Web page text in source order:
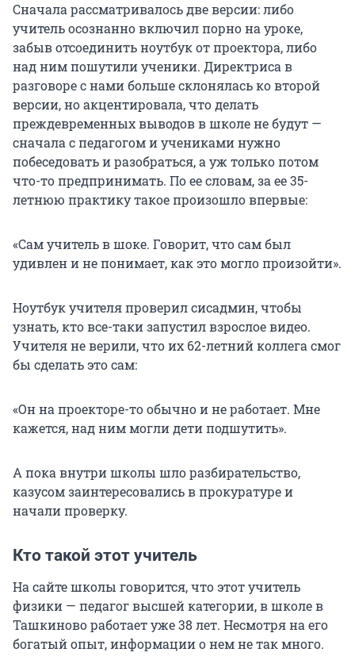
Сначала рассматривалось две версии: либо
учитель осознанно включил порно на уроке,
забыв отсоединить ноутбук от проектора, либо
над ним пошутили ученики. Директриса в
разговоре с нами больше склонялась ко второй
версии, но акцентировала, что делать
преждевременных выводов в школе не будут —
сначала с педагогом и учениками нужно
побеседовать и разобраться, а уж только потом
что-то предпринимать. По ее словам, за ее 35-
летнюю практику такое произошло впервые:
«Сам учитель в шоке. Говорит, что сам был
удивлен и не понимает, как это могло произойти».
Ноутбук учителя проверил сисадмин, чтобы
узнать, кто все-таки запустил взрослое видео.
Учителя не верили, что их 62-летний коллега смог
бы сделать это сам:
«Он на проекторе-то обычно и не работает. Мне
кажется, над ним могли дети подшутить».
А пока внутри школы шло разбирательство,
казусом заинтересовались в прокуратуре и
начали проверку.
Кто такой этот учитель
На сайте школы говорится, что этот учитель
физики — педагог высшей категории, в школе в
Ташкиново работает уже 38 лет. Несмотря на его
богатый опыт, информации о нем не так много.